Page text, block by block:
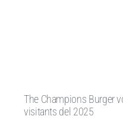
The Champions Burger
visitants del 2025